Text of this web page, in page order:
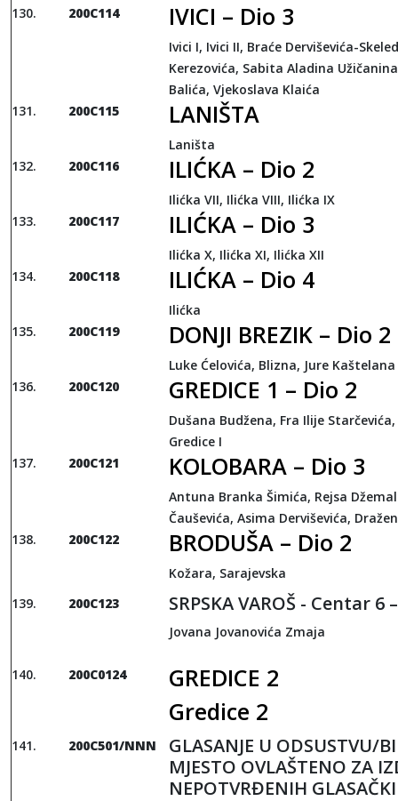
200C114 IVICI – Dio 3
Ivici I, Ivici II, Braće Derviševića-
Kerezovića, Sabita Aladina
Balića, Vjekoslava Klaića
200C115
LANIŠTA
Laništa
200C116
ILIĆKA – Dio 2
Ilićka VII, Ilićka VIII, Ilićka IX
200C117
ILIĆKA – Dio 3
Ilićka X, Ilićka XI, Ilićka XII
200C118
ILIĆKA – Dio 4
Ilićka
200C119
DONJI BREZIK – Dio 2
Luke Ćelovića, Blizna, Jure Kaštelana
200C120
GREDICE 1 – Dio 2
Dušana Budžena, Fra Ilije
Gredice I
200C121
KOLOBARA – Dio 3
Antuna Branka Šimića, Rejsa
Čauševića, Asima Derviševića,
200C122
BRODUŠA – Dio 2
Kožara, Sarajevska
200C123
SRPSKA VAROŠ - Centar 6
Jovana Jovanovića Zmaja
200C0124
GREDICE 2
Gredice 2
200C501/NNN
GLASANJE U ODSUSTVU/
MJESTO OVLAŠTENO ZA
NEPOTVRĐENIH